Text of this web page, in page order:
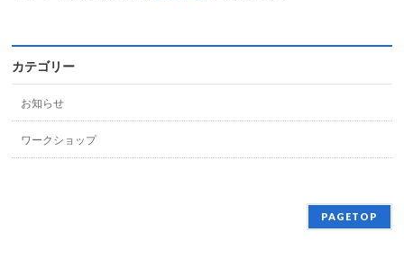
カテゴリー
お知らせ
ワークショップ
PAGETOP